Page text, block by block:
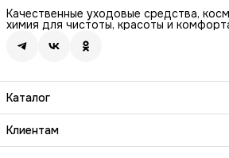
Качественные уходовые средства,
химия для чистоты, красоты и
Каталог
Бренды
Волосы
Клиентам
О компании